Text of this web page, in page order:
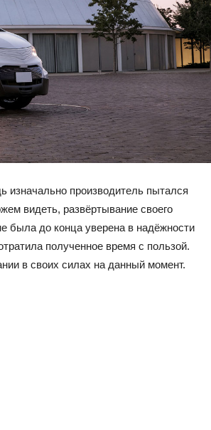
изначально производитель пытался
видеть, развёртывание своего
была до конца уверена в надёжности
полученное время с пользой.
в своих силах на данный момент.